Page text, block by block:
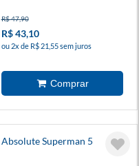
R$ 47,90
R$ 43,10
ou 2x de R$ 21,55 sem juros
Absolute Superman 5